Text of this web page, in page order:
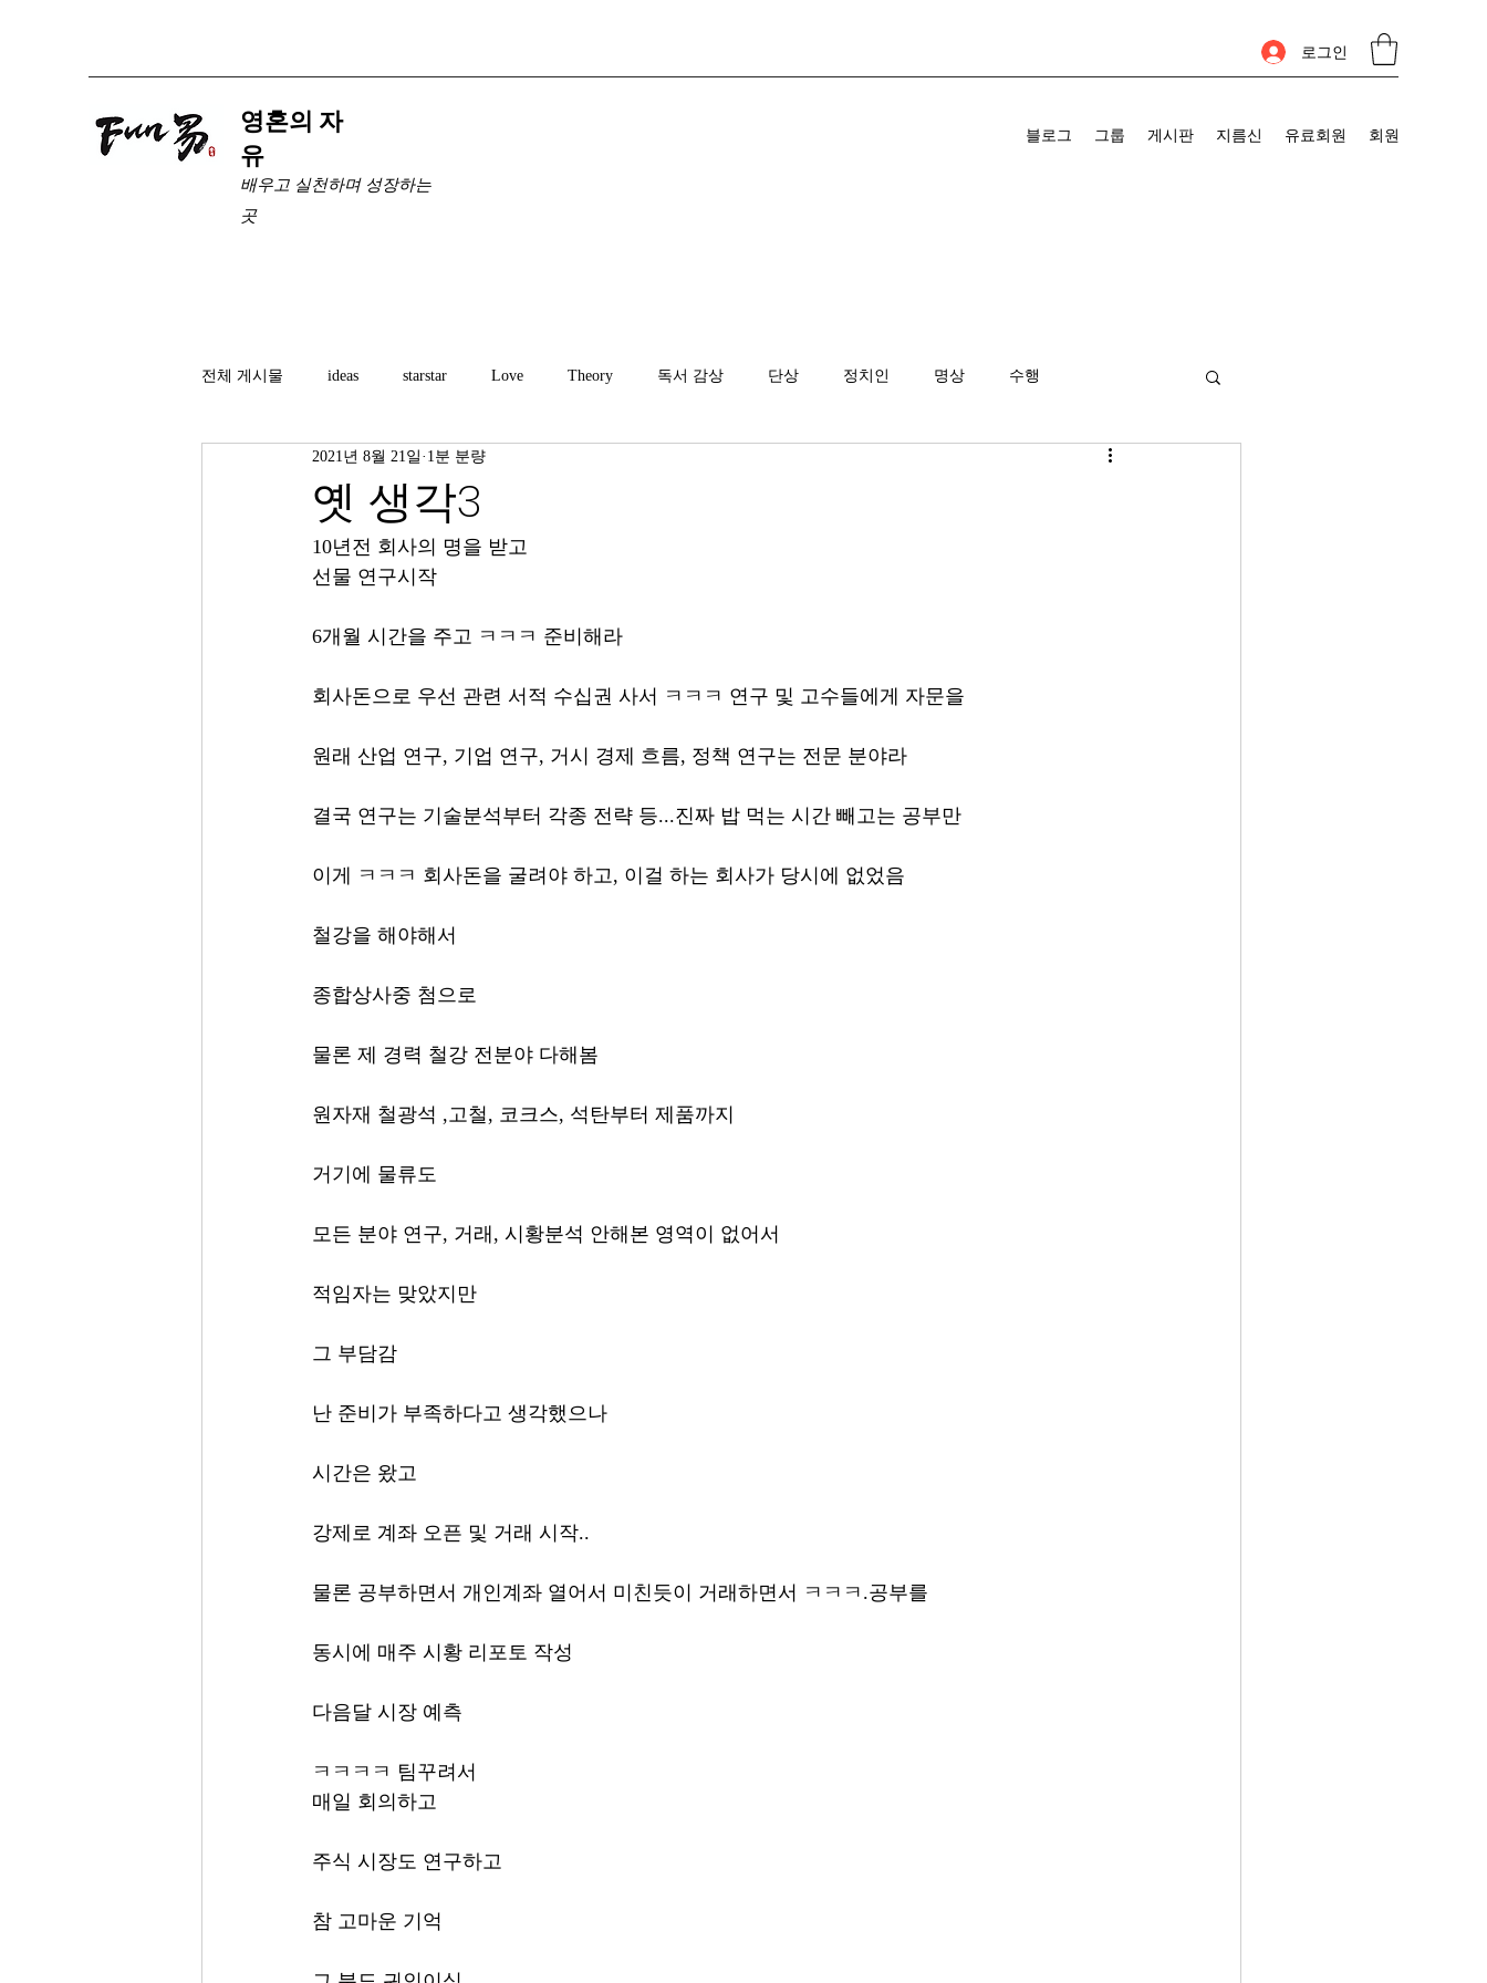
로그인
​영혼의 자
유
배우고 실천하며 성장하는
곳
블로그 그룹 게시판 지름신 유료회원 회원
전체 게시물 ideas starstar Love Theory 독서 감상 단상 정치인 명상 수행
옛 생각3
2021년 8월 21일 1분 분량
10년전 회사의 명을 받고
선물 연구시작
6개월 시간을 주고 ㅋㅋㅋ 준비해라
회사돈으로 우선 관련 서적 수십권 사서 ㅋㅋㅋ 연구 및 고수들에게 자문을
원래 산업 연구, 기업 연구, 거시 경제 흐름, 정책 연구는 전문 분야라
결국 연구는 기술분석부터 각종 전략 등...진짜 밥 먹는 시간 빼고는 공부만
이게 ㅋㅋㅋ 회사돈을 굴려야 하고, 이걸 하는 회사가 당시에 없었음
철강을 해야해서
종합상사중 첨으로
물론 제 경력 철강 전분야 다해봄
원자재 철광석 ,고철, 코크스, 석탄부터 제품까지
거기에 물류도
모든 분야 연구, 거래, 시황분석 안해본 영역이 없어서
적임자는 맞았지만
그 부담감
난 준비가 부족하다고 생각했으나
시간은 왔고
강제로 계좌 오픈 및 거래 시작..
물론 공부하면서 개인계좌 열어서 미친듯이 거래하면서 ㅋㅋㅋ.공부를
동시에 매주 시황 리포토 작성
다음달 시장 예측
ㅋㅋㅋㅋ 팀꾸려서
매일 회의하고
주식 시장도 연구하고
참 고마운 기억